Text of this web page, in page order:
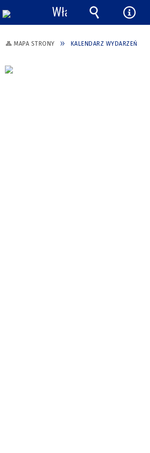
MAPA STRONY KALENDARZ WYDARZEŃ
Włącz
powiadomienia